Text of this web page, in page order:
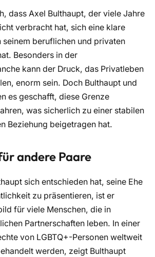
dass Axel Bulthaupt, der viele Jahre
verbracht hat, sich eine klare
seinem beruflichen und privaten
Besonders in der
kann der Druck, das Privatleben
enorm sein. Doch Bulthaupt und
es geschafft, diese Grenze
was sicherlich zu einer stabilen
Beziehung beigetragen hat.
andere Paare
sich entschieden hat, seine Ehe
zu präsentieren, ist er
für viele Menschen, die in
Partnerschaften leben. In einer
von LGBTQ+-Personen weltweit
werden, zeigt Bulthaupt